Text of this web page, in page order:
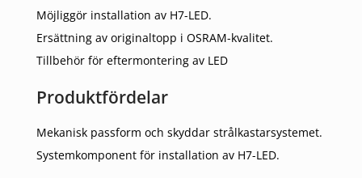
Möjliggör installation av H7-LED.
Ersättning av originaltopp i OSRAM-kvalitet.
Tillbehör för eftermontering av LED
Produktfördelar
Mekanisk passform och skyddar strålkastarsystemet.
Systemkomponent för installation av H7-LED.